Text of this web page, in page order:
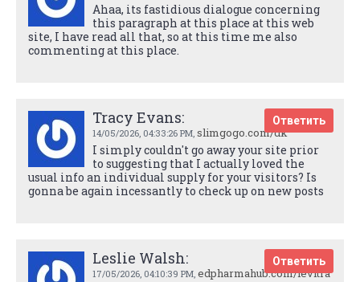
Ahaa, its fastidious dialogue concerning
this paragraph at this place at this web
site, I have read all that, so at this time me also
commenting at this place.
Tracy Evans:
14/05/2026, 04:33:26 PM, slimgogo.com/dk
Ответить
I simply couldn't go away your site prior
to suggesting that I actually loved the
usual info an individual supply for your visitors? Is
gonna be again incessantly to check up on new posts
Leslie Walsh:
17/05/2026, 04:10:39 PM, edpharmahub.com/levitra
Ответить